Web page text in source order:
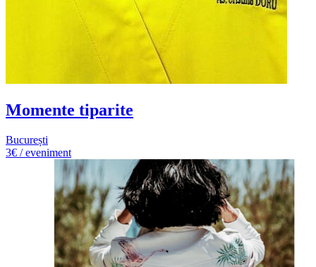
Momente tiparite
București
3€ / eveniment